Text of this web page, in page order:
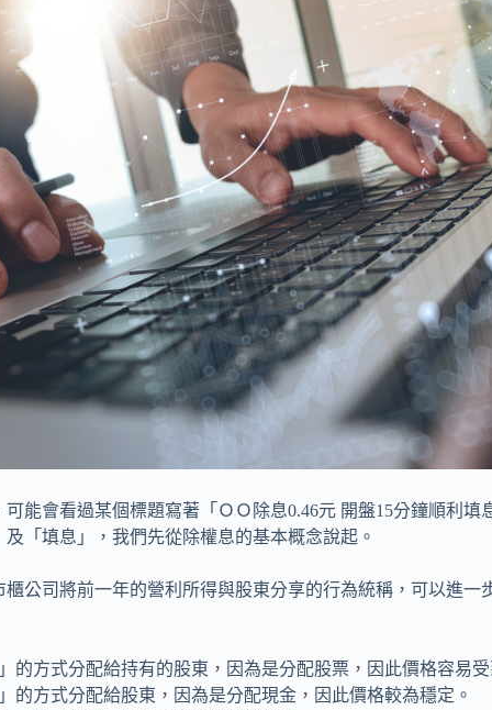
能會看過某個標題寫著「ＯＯ除息0.46元 開盤15分鐘順利填
「填息」，我們先從除權息的基本概念說起。
公司將前一年的營利所得與股東分享的行為統稱，可以進一
的方式分配給持有的股東，因為是分配股票，因此價格容易受
的方式分配給股東，因為是分配現金，因此價格較為穩定。